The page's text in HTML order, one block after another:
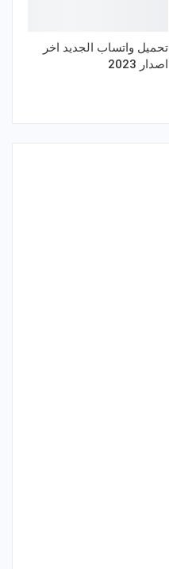
تحميل واتساب الجديد اخر
اصدار 2023